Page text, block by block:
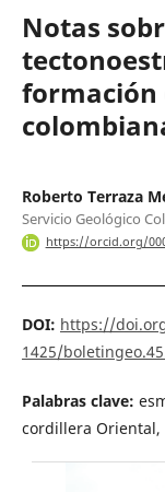
Notas
formación
Roberto Terraza
Servicio Geológico
https://orcid.org/
DOI: https://
1425/
Palabras clave:
cordillera Oriental,